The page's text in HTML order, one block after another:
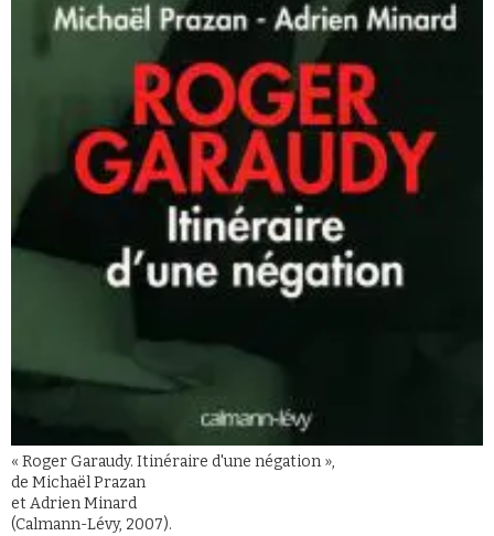
« Roger Garaudy. Itinéraire d'une négation »,
de Michaël Prazan
et Adrien Minard
(Calmann-Lévy, 2007).